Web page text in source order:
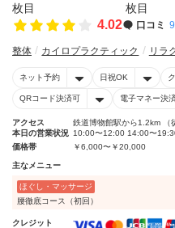
4.02 口コミ
整体 カイロプラクティック リラ
ネット予約 日祝OK
QRコード決済可 電子マネー決
アクセス
鉄道博物館駅から1.2km （
本日の営業状況 10:00〜12:00 14:00〜
価格帯
￥6,000〜￥20,000
主なメニュー
ほぐし・マッサージ
腰徹底コース（初回）
クレジット